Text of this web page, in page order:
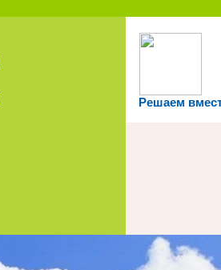
Решаем